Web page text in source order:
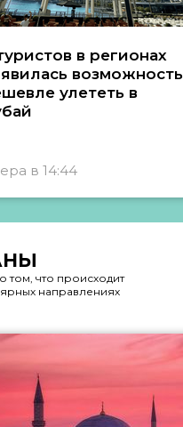
в регионах
возможность
улететь в
в 14:44
том, что происходит
направлениях